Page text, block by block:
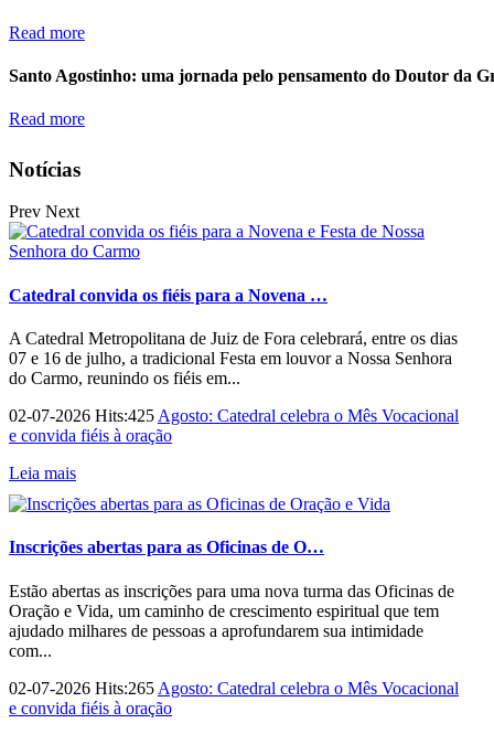
Read more
Santo Agostinho: uma jornada pelo pensamento do Doutor da
Read more
Notícias
Prev Next
Catedral convida os fiéis para a Novena …
A Catedral Metropolitana de Juiz de Fora celebrará, entre os dias
07 e 16 de julho, a tradicional Festa em louvor a Nossa Senhora
do Carmo, reunindo os fiéis em...
02-07-2026 Hits:425 Agosto: Catedral celebra o Mês Vocacional
e convida fiéis à oração
Leia mais
Inscrições abertas para as Oficinas de O…
Estão abertas as inscrições para uma nova turma das Oficinas de
Oração e Vida, um caminho de crescimento espiritual que tem
ajudado milhares de pessoas a aprofundarem sua intimidade
com...
02-07-2026 Hits:265 Agosto: Catedral celebra o Mês Vocacional
e convida fiéis à oração